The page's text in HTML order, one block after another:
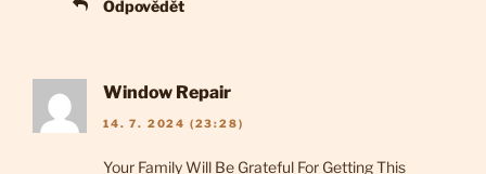
Odpovědět
Window Repair
14. 7. 2024 (23:28)
Your Family Will Be Grateful For Getting This